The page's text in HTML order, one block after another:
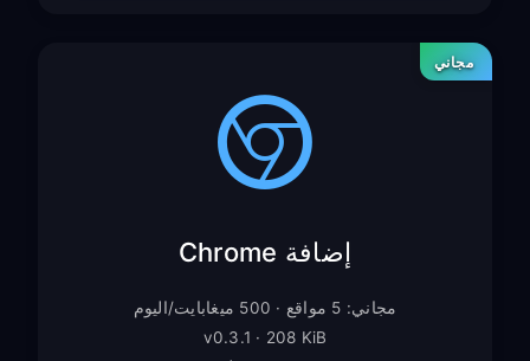
مجاني
إضافة Chrome
مجاني: 5 مواقع · 500 ميغابايت/اليوم
v0.3.1 · 208 KiB